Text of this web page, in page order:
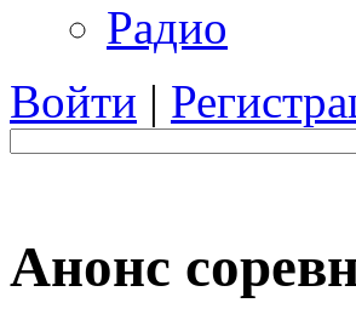
Радио
Войти |
Анонс